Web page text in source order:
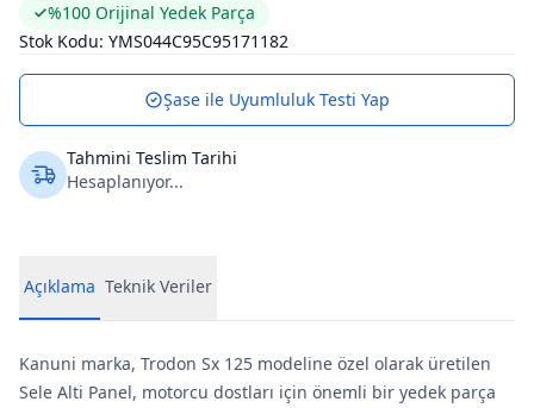
%100 Orijinal Yedek Parça
Stok Kodu: YMS044C95C95171182
Şase ile Uyumluluk Testi Yap
Tahmini Teslim Tarihi
Hesaplanıyor...
Açıklama Teknik Veriler
Kanuni marka, Trodon Sx 125 modeline özel olarak üretilen
Sele Alti Panel, motorcu dostları için önemli bir yedek parça